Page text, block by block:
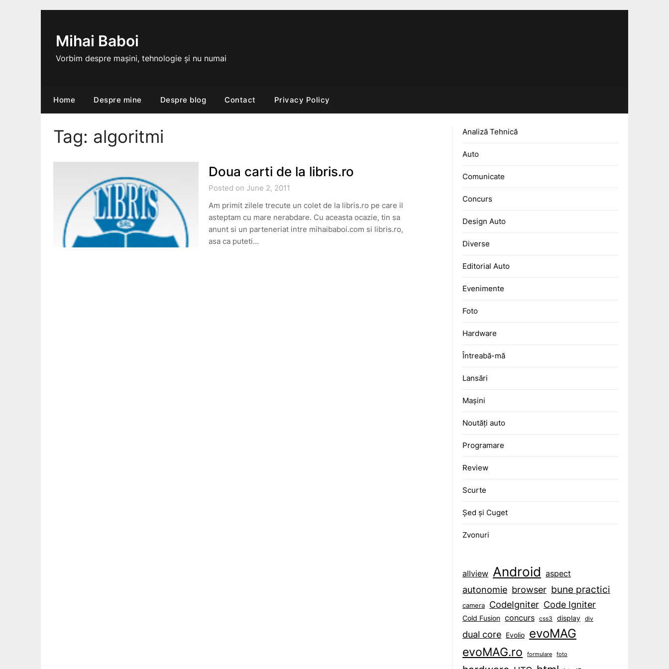
Mihai Baboi
Vorbim despre mașini, tehnologie și nu numai
Home Despre mine Despre blog Contact Privacy Policy
Tag: algoritmi
Doua carti de la libris.ro
Posted on June 2, 2011
Am primit zilele trecute un colet de la libris.ro pe care il
asteptam cu mare nerabdare. Cu aceasta ocazie, tin sa
anunt si un parteneriat intre mihaibaboi.com si libris.ro,
asa ca puteti…
Analiză Tehnică
Auto
Comunicate
Concurs
Design Auto
Diverse
Editorial Auto
Evenimente
Foto
Hardware
Întreabă-mă
Lansări
Mașini
Noutăți auto
Programare
Review
Scurte
Șed și Cuget
Zvonuri
allview Android aspect
autonomie browser bune practici
camera CodeIgniter Code Igniter
Cold Fusion concurs css3 display div
dual core Evolio evoMAG
evoMAG.ro formulare foto